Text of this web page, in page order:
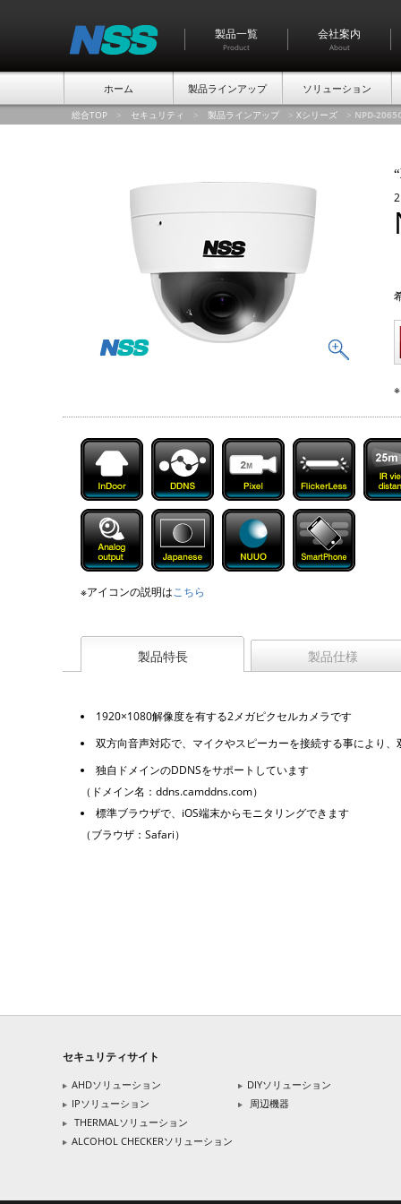
製品一覧
Product
会社案内
About
ホーム 製品ラインアップ ソリューション
総合TOP > セキュリティ > 製品ラインアップ > Xシリーズ > NPD-
“
※アイコンの説明はこちら
製品特長 製品仕様
1920×1080解像度を有する2メガピクセルカメラです
双方向音声対応で、マイクやスピーカーを接続する事により
独自ドメインのDDNSをサポートしています
（ドメイン名：ddns.camddns.com）
標準ブラウザで、iOS端末からモニタリングできます
（ブラウザ：Safari）
セキュリティサイト
AHDソリューション
IPソリューション
THERMALソリューション
ALCOHOL CHECKERソリューション
DIYソリューション
周辺機器